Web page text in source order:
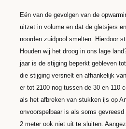
Eén van de gevolgen van de
uitzet in volume en dat de gletsjers
noorden zuidpool smelten. Hierdoor
Houden wij het droog in ons lage
jaar is de stijging beperkt gebleven
die stijging versnelt en afhankelijk
er tot 2100 nog tussen de 30 en 110
als het afbreken van stukken ijs op
onvoorspelbaar is als soms
2 meter ook niet uit te sluiten.